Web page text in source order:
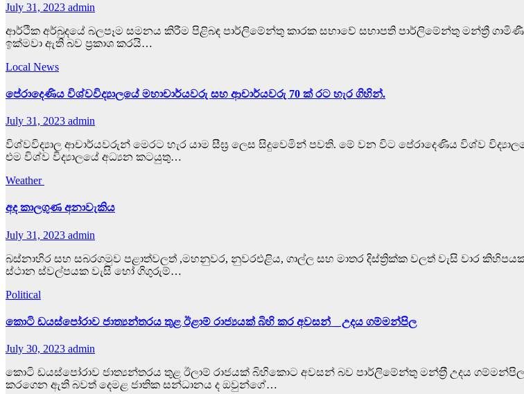
July 31, 2023 admin
ආර්ථික අර්බුදයේ බලපෑම සමනය කිරීම පිළිබඳ පාර්ලිමේන්තු කාරක සභාවේ සභාපති පාර්ලිමේන්තු මන්ත්‍රී
ඉක්මවා ඇති බව ප්‍රකාශ කරයි…
Local News
පේරාදෙණිය විශ්වවිද්‍යාලයේ මහාචාර්යවරු සහ ආචාර්යවරු 70 ක් රට හැර ගිහින්.
July 31, 2023 admin
විශ්වවිද්‍යාල ආචාර්යවරුන් මෙරට හැර යාම සීඝ්‍ර ලෙස සිදුවෙමින් පවති. මේ වන විට පේරාදෙණිය විශ්ව
එම විශ්ව විද්‍යාලයේ අධ්‍යන කටයුතු…
Weather
අද කාලගුණ අනාවැකිය
July 31, 2023 admin
බස්නාහිර සහ සබරගමුව පළාත්වලත් ,මහනුවර, නුවරඑළිය, ගාල්ල සහ මාතර දිස්ත්‍රික්ක වලත් වැසි වාර
ස්ථාන ස්වල්පයක වැසි හෝ ගිගුරුම්…
Political
කොටි ඩයස්පෝරාව ජාත්‍යන්තරය තුළ ඊළාම් රාජ්‍යයක් බිහි කර අවසන් _ උදය ගම්මන්පිල
July 30, 2023 admin
කොටි ඩයස්පෝරාව ජාත්‍යන්තරය තුළ ඊලාම් රාජයක් බිහිකොට අවසන් බව පාර්ලිමේන්තු මන්ත‍්‍රී උදය ගම්මන්පිල
කරගෙන ඇති බවත් දෙමළ ජාතික සන්ධානය ද ඔවුන්ගේ…